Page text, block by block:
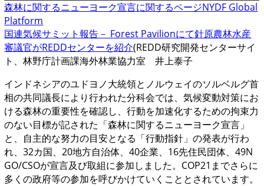
森林に関するニューヨーク宣言に関するページNYDF Global
Platform
国連気候サミット報告－ Forest Pavilionにて針原農林水産
審議官がREDDセンターを紹介(REDD研究開発センターサイ
ト、林野庁計画課海外林業協力室 井上泰子
インドネシアのユドヨノ大統領とノルウェイのソルベルグ首
相の共同議長により行われた分科会では、気候変動対策にお
ける森林の重要性を確認し、行動を加速化するための拘束力
のない目標が記された「森林に関するニューヨーク宣言」
と、自主的な努力の目安となる「行動指針」の発表が行わ
れ、32カ国、20地方自治体、40企業、16先住民団体、49N
GO/CSOが宣言及び取組に参加しました。COP21までさらに
多くの政府等の参加を呼びかけていくこととされています。